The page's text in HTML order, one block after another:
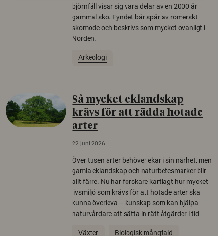
björnfäll visar sig vara delar av en 2000 år
gammal sko. Fyndet bär spår av romerskt
skomode och beskrivs som mycket ovanligt i
Norden.
Arkeologi
Så mycket eklandskap
krävs för att rädda hotade
arter
22 juni 2026
Över tusen arter behöver ekar i sin närhet, men
gamla eklandskap och naturbetesmarker blir
allt färre. Nu har forskare kartlagt hur mycket
livsmiljö som krävs för att hotade arter ska
kunna överleva – kunskap som kan hjälpa
naturvårdare att sätta in rätt åtgärder i tid.
Växter Biologisk mångfald